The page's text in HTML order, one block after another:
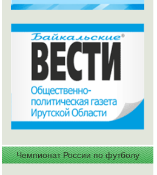
Чемпионат России по футболу